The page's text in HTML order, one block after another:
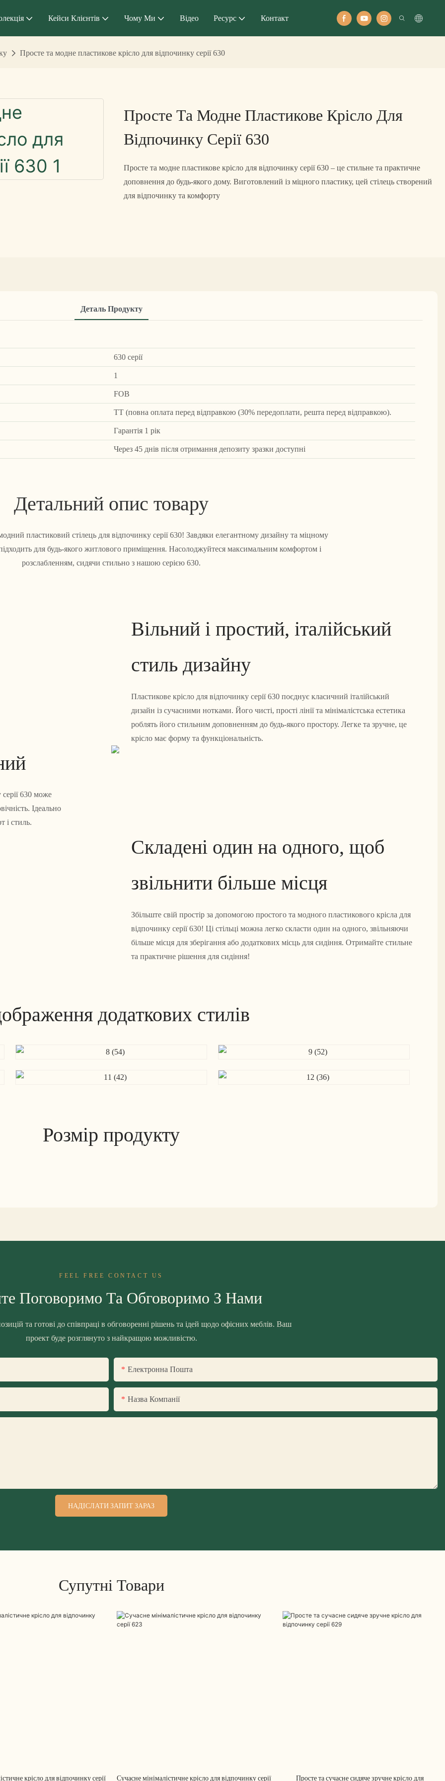
Кейси Клієнтів Чому Ми Відео Ресурс Контакт
Просте та модне пластикове крісло для відпочинку серії 630
Просте Та Модне Пластикове Крісло Для
Відпочинку Серії 630
Просте та модне пластикове крісло для відпочинку серії 630 – це стильне та практичне
доповнення до будь-якого дому. Виготовлений із міцного пластику, цей стілець створений
для відпочинку та комфорту
Деталь Продукту
630 серії
1
FOB
ТТ (повна оплата перед відправкою (30% передоплати, решта перед відправкою).
Гарантія 1 рік
Через 45 днів після отримання депозиту зразки доступні
Детальний опис товару
пластиковий стілець для відпочинку серії 630! Завдяки елегантному дизайну та міцному
для будь-якого житлового приміщення. Насолоджуйтеся максимальним комфортом і
розслабленням, сидячи стильно з нашою серією 630.
Вільний і простий, італійський
стиль дизайну
Пластикове крісло для відпочинку серії 630 поєднує класичний італійський
дизайн із сучасними нотками. Його чисті, прості лінії та мінімалістська естетика
роблять його стильним доповненням до будь-якого простору. Легке та зручне, це
крісло має форму та функціональність.
630 може
Ідеально
і стиль.
Складені один на одного, щоб
звільнити більше місця
Збільште свій простір за допомогою простого та модного пластикового крісла для
відпочинку серії 630! Ці стільці можна легко скласти один на одного, звільняючи
більше місця для зберігання або додаткових місць для сидіння. Отримайте стильне
та практичне рішення для сидіння!
додаткових стилів
Розмір продукту
FEEL FREE CONTACT US
Поговоримо Та Обговоримо З Нами
та готові до співпраці в обговоренні рішень та ідей щодо офісних меблів. Ваш
проект буде розглянуто з найкращою можливістю.
Електронна Пошта
Назва Компанії
НАДІСЛАТИ ЗАПИТ ЗАРАЗ
Супутні Товари
крісло для відпочинку серії Сучасне мінімалістичне крісло для відпочинку серії Просте та сучасне сидяче зручне крісло для